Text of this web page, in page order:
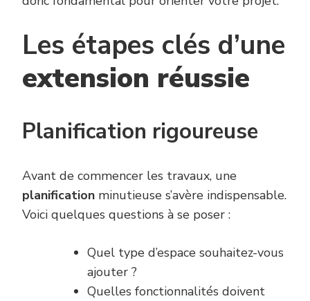
Les étapes clés d’une
extension réussie
Planification rigoureuse
Avant de commencer les travaux, une
planification minutieuse s’avère indispensable.
Voici quelques questions à se poser :
Quel type d’espace souhaitez-vous
ajouter ?
Quelles fonctionnalités doivent